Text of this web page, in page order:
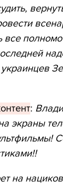
все
:
экраны
на